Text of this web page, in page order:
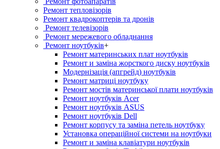
Ремонт тепловізорів
Ремонт квадрокоптерів та дронів
Ремонт телевізорів
Ремонт мережевого обладнання
Ремонт ноутбуків+
Ремонт материнських плат ноутбуків
Ремонт и заміна жорсткого диску ноутбуків
Модернізація (апгрейд) ноутбуків
Ремонт матриці ноутбуку
Ремонт мостів материнської плати ноутбуків
Ремонт ноутбуків Acer
Ремонт ноутбуків ASUS
Ремонт ноутбуків Dell
Ремонт корпусу та заміна петель ноутбуку
Установка операційної системи на ноутбуки
Ремонт и заміна клавіатури ноутбуків